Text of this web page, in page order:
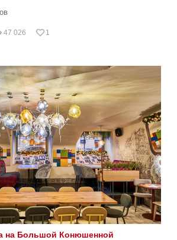
47 026 1
на Большой Конюшенной